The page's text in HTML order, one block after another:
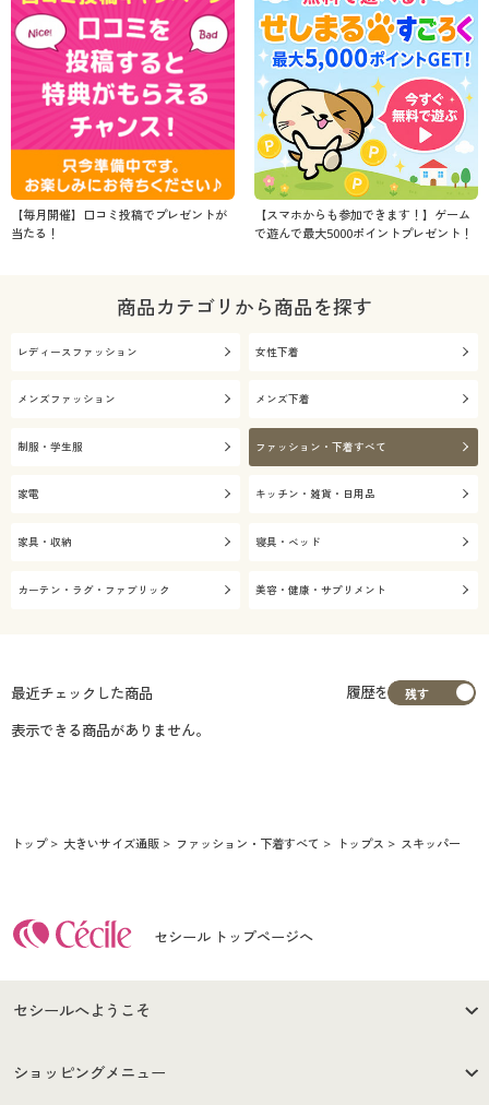
【毎月開催】口コミ投稿でプレゼントが
当たる！
【スマホからも参加できます！】ゲーム
で遊んで最大5000ポイントプレゼント！
商品カテゴリから商品を探す
レディースファッション 女性下着
メンズファッション メンズ下着
制服・学生服 ファッション・下着すべて
家電 キッチン・雑貨・日用品
家具・収納 寝具・ベッド
カーテン・ラグ・ファブリック 美容・健康・サプリメント
最近チェックした商品
履歴を
表示できる商品がありません。
トップ 大きいサイズ通販 ファッション・下着すべて トップス スキッパー
セシール トップページへ
セシールへようこそ
はじめての方へ
ショッピングメニュー